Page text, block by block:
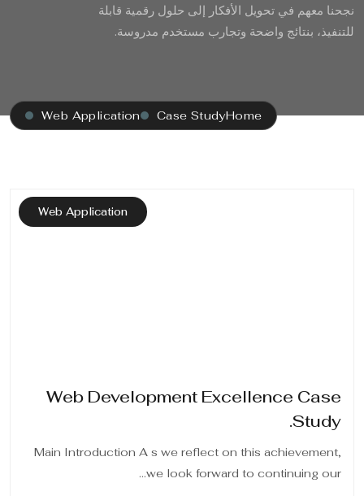
نجحنا معهم في تحويل الأفكار إلى حلول رقمية قابلة
للتنفيذ، بنتائج واضحة وتجارب مستخدم مدروسة.
Home
Case Study
Web Application
Web Application
Web Development Excellence Case
Study.
Main Introduction A s we reflect on this achievement,
we look forward to continuing our...